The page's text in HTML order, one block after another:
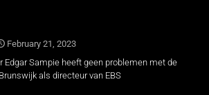
February 21, 2023
Edgar Sampie heeft geen problemen met de
als directeur van EBS